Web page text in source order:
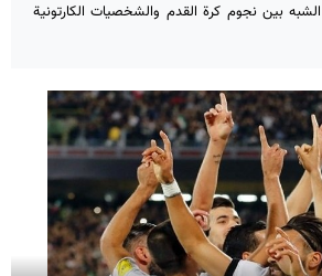
بين نجوم كرة القدم والشخصيات الكارتونية